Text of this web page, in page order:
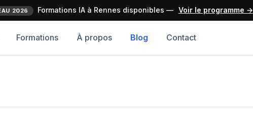
2026 Formations IA à Rennes disponibles — Voir le programme →
Formations À propos Blog Contact